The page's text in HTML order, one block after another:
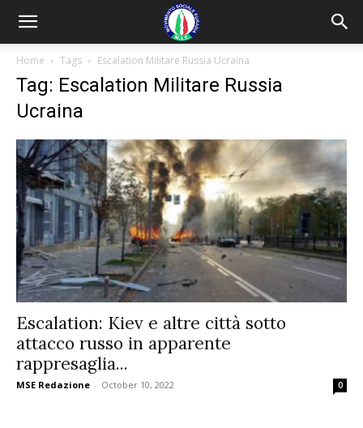
Home Tags Escalation Militare Russia Ucraina
Tag: Escalation Militare Russia
Ucraina
Escalation: Kiev e altre città sotto
attacco russo in apparente
rappresaglia...
MSE Redazione - October 10, 2022 0